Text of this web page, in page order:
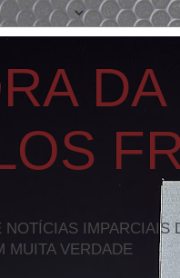
NOTÍCIAS
MUITA VERDADE